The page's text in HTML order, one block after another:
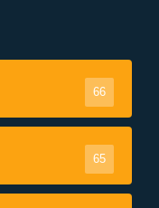
66
65